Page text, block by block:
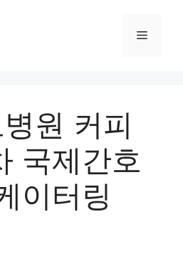
Menu
원 커피
국제간호
이터링